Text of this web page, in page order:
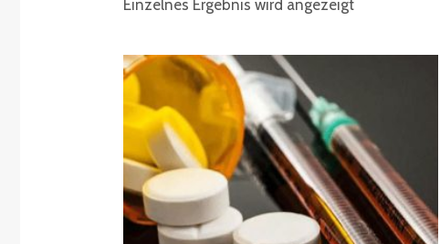
Einzelnes Ergebnis wird angezeigt
Preisspanne:
€220.00
bis
€2,150.00